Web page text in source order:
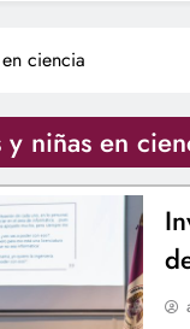
ciencia
y niñas en